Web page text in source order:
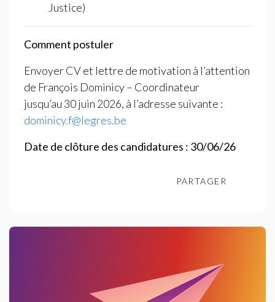
Justice)
Comment postuler
EnvoyerCVet lettre de motivation à l’attention
de François Dominicy – Coordinateur
jusqu’au 30 juin 2026, à l’adresse suivante :
dominicy.f@legres.be
Date de clôture des candidatures : 30/06/26
PARTAGER